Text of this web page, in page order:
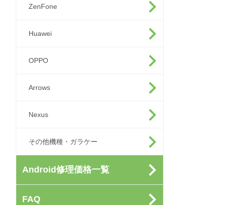
ZenFone
Huawei
OPPO
Arrows
Nexus
その他機種・ガラケー
Android修理価格一覧
FAQ